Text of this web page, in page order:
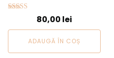
Evaluat la
din 5
80,00 lei
ADAUGĂ ÎN COȘ